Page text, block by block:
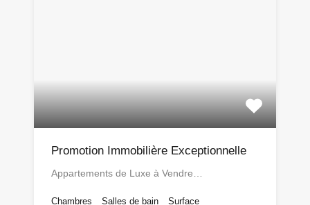
Promotion Immobilière Exceptionnelle
Appartements de Luxe à Vendre…
Chambres Salles de bain Surface